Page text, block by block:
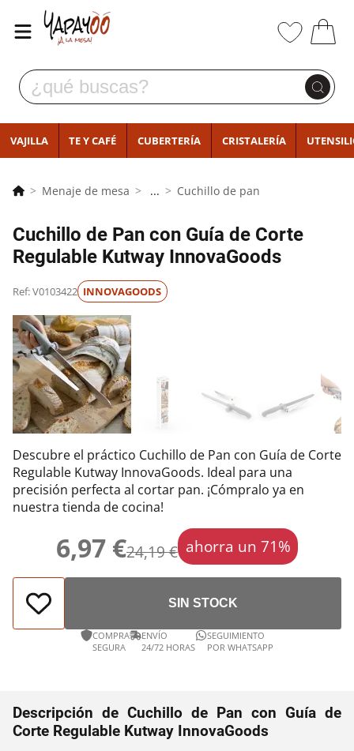
VAJILLA TE Y CAFÉ CUBERTERÍA CRISTALERÍA
Menaje de mesa ... Cuchillo de pan
Cuchillo de Pan con Guía de Corte
Regulable Kutway InnovaGoods
Ref: V0103422 INNOVAGOODS
Descubre el práctico Cuchillo de Pan con Guía de Corte
Regulable Kutway InnovaGoods. Ideal para una
precisión perfecta al cortar pan. ¡Cómpralo ya en
nuestra tienda de cocina!
6,97 €24,19 € ahorra un 71%
SIN STOCK
COMPRA
SEGURA
ENVÍO
24/72 HORAS
SEGUIMIENTO
POR WHATSAPP
Descripción de Cuchillo de Pan con Guía de
Corte Regulable Kutway InnovaGoods